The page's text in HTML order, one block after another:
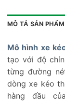
MÔ TẢ SẢN PHẨM
Mô hình xe
tạo với độ
từng đường
dòng xe kéo
hàng đầu